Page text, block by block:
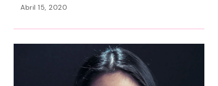
Abril 15, 2020